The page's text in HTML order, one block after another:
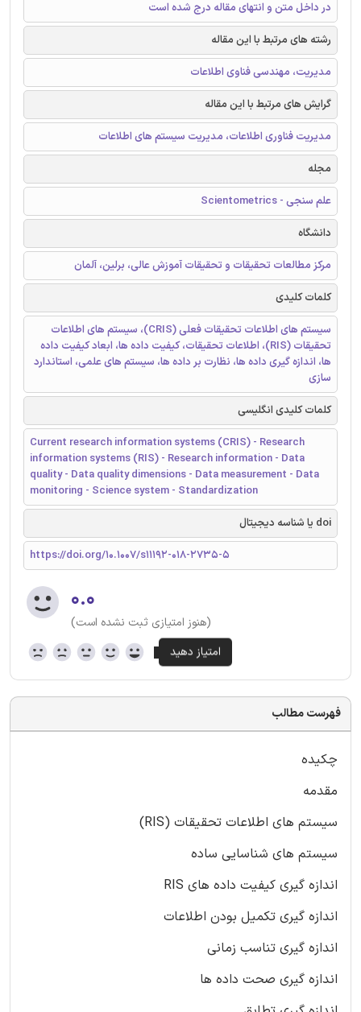
در داخل متن و انتهای مقاله درج شده است
رشته های مرتبط با این مقاله
مدیریت، مهندسی فناوی اطلاعات
گرایش های مرتبط با این مقاله
مدیریت فناوری اطلاعات، مدیریت سیستم های اطلاعات
مجله
علم سنجی - Scientometrics
دانشگاه
مرکز مطالعات تحقیقات و تحقیقات آموزش عالی، برلین، آلمان
کلمات کلیدی
سیستم های اطلاعات تحقیقات فعلی (CRIS)، سیستم های اطلاعات
تحقیقات (RIS)، اطلاعات تحقیقات، کیفیت داده ها، ابعاد کیفیت داده
ها، اندازه گیری داده ها، نظارت بر داده ها، سیستم های علمی، استاندارد
سازی
کلمات کلیدی انگلیسی
Current research information systems (CRIS) - Research
information systems (RIS) - Research information - Data
quality - Data quality dimensions - Data measurement - Data
monitoring - Science system - Standardization
doi یا شناسه دیجیتال
https://doi.org/10.1007/s11192-018-2735-5
۰.۰
(هنوز امتیازی ثبت نشده است)
فهرست مطالب
چکیده
مقدمه
سیستم های اطلاعات تحقیقات (RIS)
سیستم های شناسایی ساده
اندازه گیری کیفیت داده های RIS
اندازه گیری تکمیل بودن اطلاعات
اندازه گیری تناسب زمانی
اندازه گیری صحت داده ها